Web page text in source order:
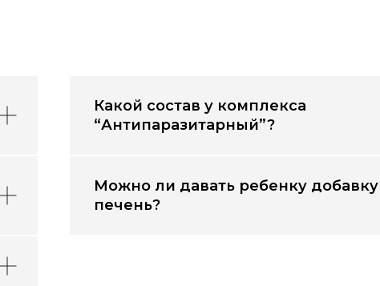
Какой состав у комплекса
“Антипаразитарный”?
Можно ли давать ребенку
печень?